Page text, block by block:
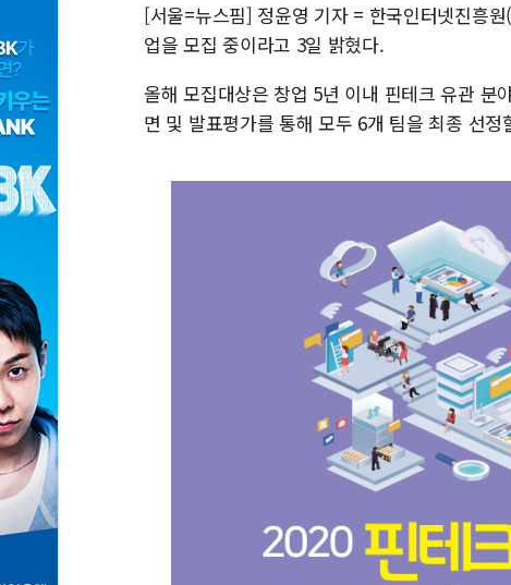
[서울=뉴스핌] 정윤영 기자 = 한국인터넷진흥
업을 모집 중이라고 3일 밝혔다.
올해 모집대상은 창업 5년 이내 핀테크 유관 분
면 및 발표평가를 통해 모두 6개 팀을 최종 선정